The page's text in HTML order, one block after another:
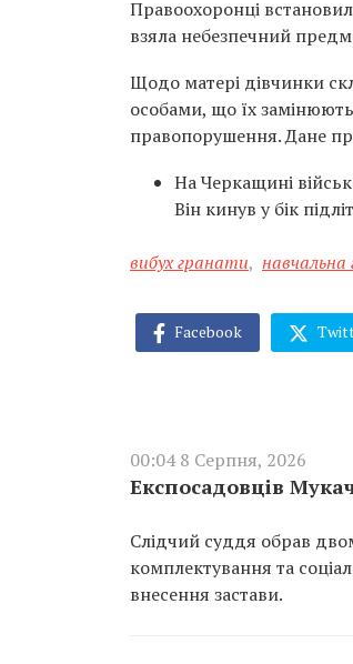
Правоохоронці
взяла небезпечний
Щодо матері дівчинки
особами, що їх
правопорушення. Дане
На Черкащині
Він кинув у бік
вибух гранати,
Facebook
00:04 8 Серпня, 2026
Експосадовців
Слідчий суддя обрав
комплектування та
внесення застави.